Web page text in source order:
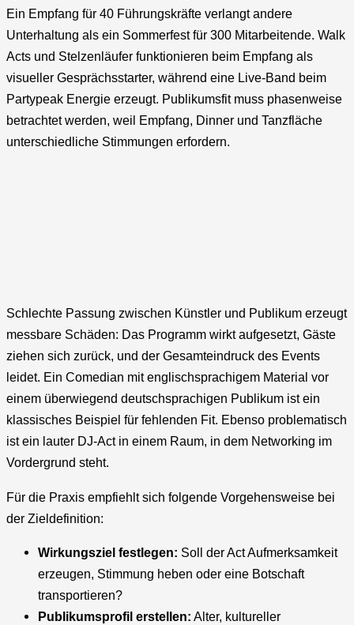
Ein Empfang für 40 Führungskräfte verlangt andere
Unterhaltung als ein Sommerfest für 300 Mitarbeitende. Walk
Acts und Stelzenläufer funktionieren beim Empfang als
visueller Gesprächsstarter, während eine Live-Band beim
Partypeak Energie erzeugt. Publikumsfit muss phasenweise
betrachtet werden, weil Empfang, Dinner und Tanzfläche
unterschiedliche Stimmungen erfordern.
Schlechte Passung zwischen Künstler und Publikum erzeugt
messbare Schäden: Das Programm wirkt aufgesetzt, Gäste
ziehen sich zurück, und der Gesamteindruck des Events
leidet. Ein Comedian mit englischsprachigem Material vor
einem überwiegend deutschsprachigen Publikum ist ein
klassisches Beispiel für fehlenden Fit. Ebenso problematisch
ist ein lauter DJ-Act in einem Raum, in dem Networking im
Vordergrund steht.
Für die Praxis empfiehlt sich folgende Vorgehensweise bei
der Zieldefinition:
Wirkungsziel festlegen: Soll der Act Aufmerksamkeit
erzeugen, Stimmung heben oder eine Botschaft
transportieren?
Publikumsprofil erstellen: Alter, kultureller